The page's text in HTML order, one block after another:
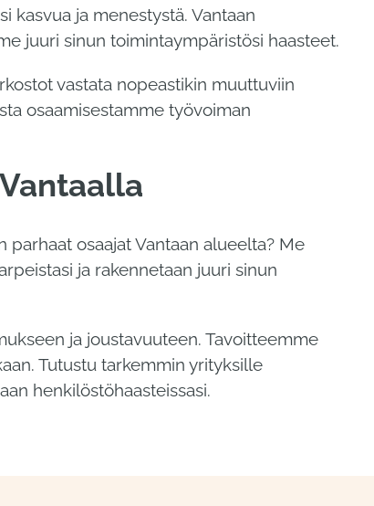
kasvua ja menestystä. Vantaan
juuri sinun toimintaympäristösi haasteet.
vastata nopeastikin muuttuviin
osaamisestamme työvoiman
osaajat Vantaan alueelta? Me
ja rakennetaan juuri sinun
ja joustavuuteen. Tavoitteemme
Tutustu tarkemmin yrityksille
henkilöstöhaasteissasi.